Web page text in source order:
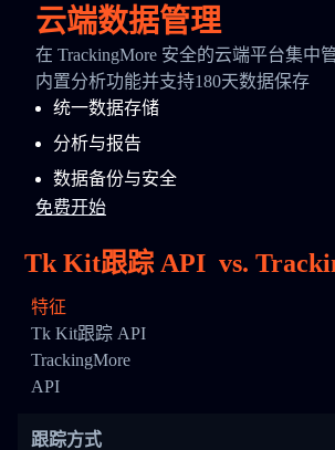
云端数据管理
在 TrackingMore 安全的云端平台集中
内置分析功能并支持180天数据保存
统一数据存储
分析与报告
数据备份与安全
免费开始
Tk Kit跟踪 API vs.
特征
Tk Kit跟踪 API
TrackingMore
API
跟踪方式